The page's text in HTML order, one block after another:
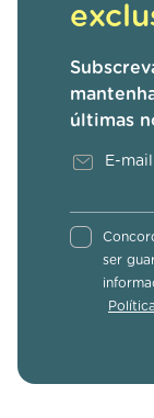
últimas
ser